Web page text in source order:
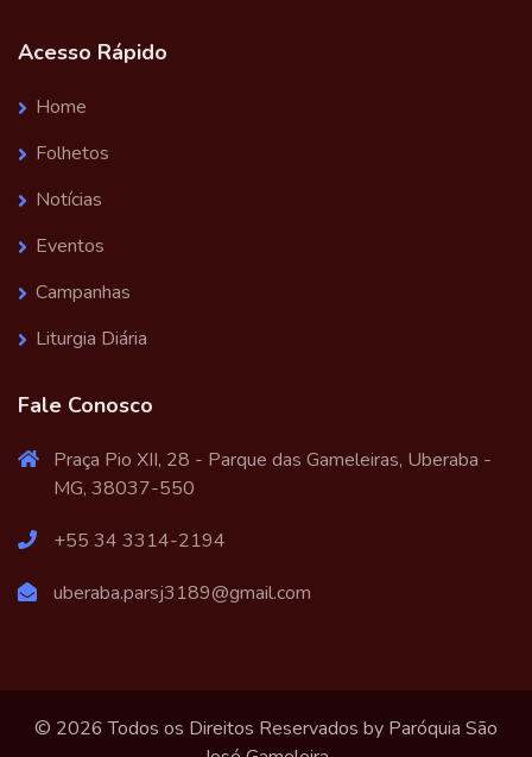
Acesso Rápido
Home
Folhetos
Notícias
Eventos
Campanhas
Liturgia Diária
Fale Conosco
Praça Pio XII, 28 - Parque das Gameleiras, Uberaba -
MG, 38037-550
+55 34 3314-2194
uberaba.parsj3189@gmail.com
© 2026 Todos os Direitos Reservados by Paróquia São